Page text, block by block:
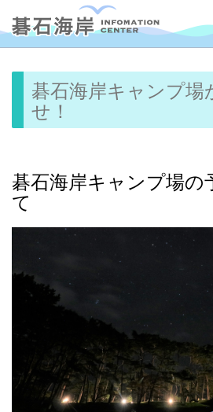
碁石海岸キャンプ場
せ！
碁石海岸キャンプ場の
て